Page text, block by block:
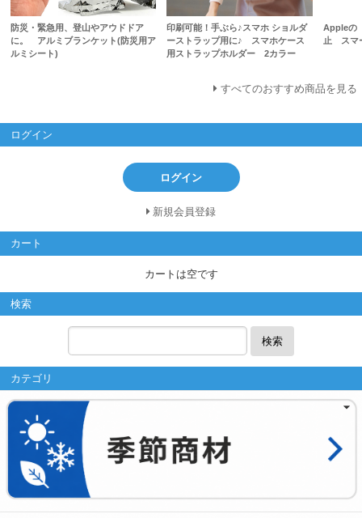
防災・緊急用、登山やアウドドア
に。 アルミブランケット(防災用ア
ルミシート)
印刷可能！手ぶら♪スマホ ショルダ
ーストラップ用に♪ スマホケース
用ストラップホルダー 2カラー
Appleの
止 スマ
すべてのおすすめ商品を見る
ログイン
ログイン
新規会員登録
カート
カートは空です
検索
検索
カテゴリ